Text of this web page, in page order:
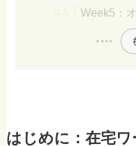
Week5：
はじめに：在宅